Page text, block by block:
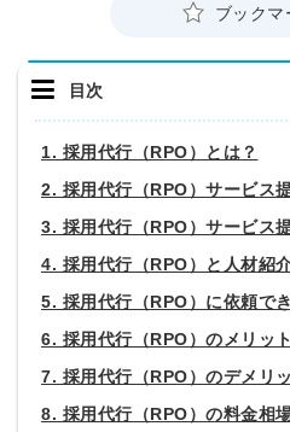
ブックマ
目次
1. 採用代行（RPO）とは？
2. 採用代行（RPO）サービス
3. 採用代行（RPO）サービス
4. 採用代行（RPO）と人材紹
5. 採用代行（RPO）に依頼で
6. 採用代行（RPO）のメリット
7. 採用代行（RPO）のデメリ
8. 採用代行（RPO）の料金相